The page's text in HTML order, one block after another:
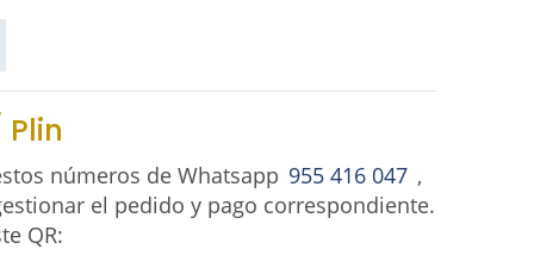
números de Whatsapp 955 416 047 ,
el pedido y pago correspondiente.
QR: